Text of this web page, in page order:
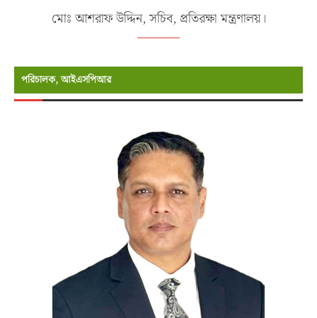
মোঃ আশরাফ উদ্দিন, সচিব, প্রতিরক্ষা মন্ত্রণালয়।
পরিচালক, আইএসপিআর